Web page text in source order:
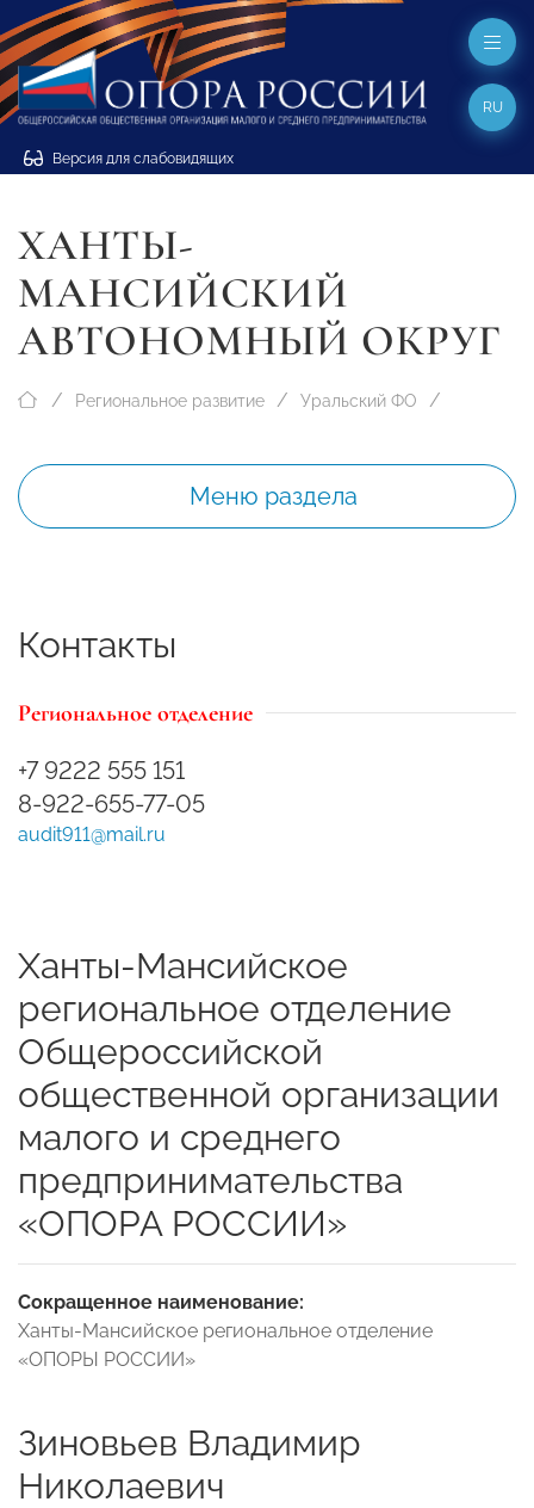
Версия для слабовидящих
RU
ХАНТЫ-
МАНСИЙСКИЙ
АВТОНОМНЫЙ ОКРУГ
Региональное развитие Уральский ФО
Меню раздела
Контакты
Региональное отделение
+7 9222 555 151
8-922-655-77-05
audit911@mail.ru
Ханты-Мансийское
региональное отделение
Общероссийской
общественной организации
малого и среднего
предпринимательства
«ОПОРА РОССИИ»
Сокращенное наименование:
Ханты-Мансийское региональное отделение
«ОПОРЫ РОССИИ»
Зиновьев Владимир
Николаевич